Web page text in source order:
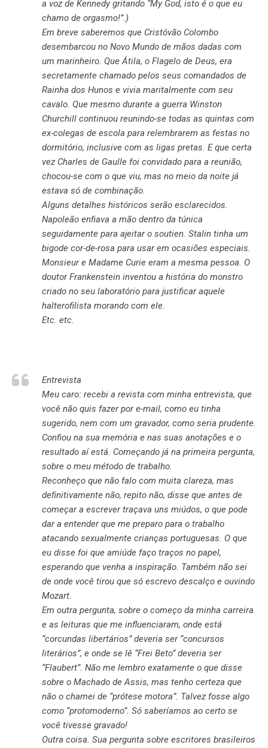
a voz de Kennedy gritando “My God, isto é o que eu
chamo de orgasmo!”.)
Em breve saberemos que Cristóvão Colombo
desembarcou no Novo Mundo de mãos dadas com
um marinheiro. Que Átila, o Flagelo de Deus, era
secretamente chamado pelos seus comandados de
Rainha dos Hunos e vivia maritalmente com seu
cavalo. Que mesmo durante a guerra Winston
Churchill continuou reunindo-se todas as quintas com
ex-colegas de escola para relembrarem as festas no
dormitório, inclusive com as ligas pretas. E que certa
vez Charles de Gaulle foi convidado para a reunião,
chocou-se com o que viu, mas no meio da noite já
estava só de combinação.
Alguns detalhes históricos serão esclarecidos.
Napoleão enfiava a mão dentro da túnica
seguidamente para ajeitar o soutien. Stalin tinha um
bigode cor-de-rosa para usar em ocasiões especiais.
Monsieur e Madame Curie eram a mesma pessoa. O
doutor Frankenstein inventou a história do monstro
criado no seu laboratório para justificar aquele
halterofilista morando com ele.
Etc. etc.
Entrevista
Meu caro: recebi a revista com minha entrevista, que
você não quis fazer por e-mail, como eu tinha
sugerido, nem com um gravador, como seria prudente.
Confiou na sua memória e nas suas anotações e o
resultado aí está. Começando já na primeira pergunta,
sobre o meu método de trabalho.
Reconheço que não falo com muita clareza, mas
definitivamente não, repito não, disse que antes de
começar a escrever traçava uns miúdos, o que pode
dar a entender que me preparo para o trabalho
atacando sexualmente crianças portuguesas. O que
eu disse foi que amiúde faço traços no papel,
esperando que venha a inspiração. Também não sei
de onde você tirou que só escrevo descalço e ouvindo
Mozart.
Em outra pergunta, sobre o começo da minha carreira
e as leituras que me influenciaram, onde está
“corcundas libertários” deveria ser “concursos
literários”, e onde se lê “Frei Beto” deveria ser
“Flaubert”. Não me lembro exatamente o que disse
sobre o Machado de Assis, mas tenho certeza que
não o chamei de “prótese motora”. Talvez fosse algo
como “protomoderno”. Só saberíamos ao certo se
você tivesse gravado!
Outra coisa. Sua pergunta sobre escritores brasileiros